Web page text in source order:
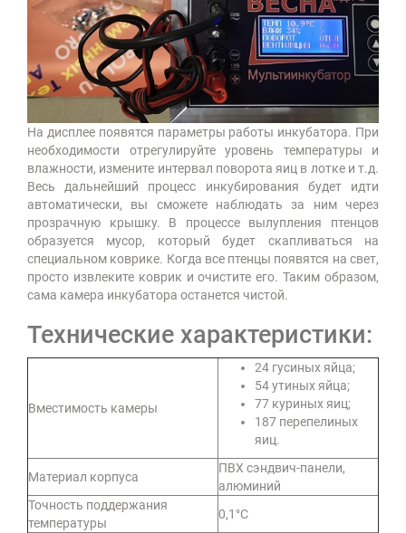
На дисплее появятся параметры работы инкубатора. При
необходимости отрегулируйте уровень температуры и
влажности, измените интервал поворота яиц в лотке и т.д.
Весь дальнейший процесс инкубирования будет идти
автоматически, вы сможете наблюдать за ним через
прозрачную крышку. В процессе вылупления птенцов
образуется мусор, который будет скапливаться на
специальном коврике. Когда все птенцы появятся на свет,
просто извлеките коврик и очистите его. Таким образом,
сама камера инкубатора останется чистой.
Технические характеристики:
Вместимость камеры
24 гусиных яйца;
54 утиных яйца;
77 куриных яиц;
187 перепелиных
яиц.
Материал корпуса
ПВХ сэндвич-панели,
алюминий
Точность поддержания
температуры
0,1°С